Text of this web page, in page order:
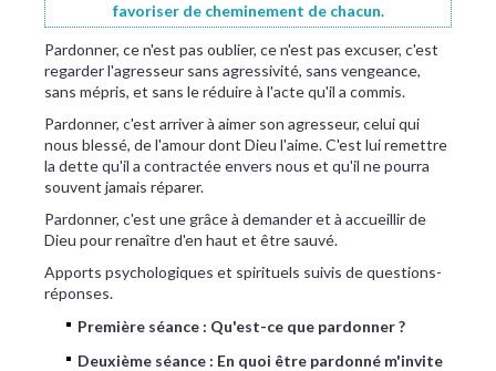
favoriser de cheminement de chacun.
Pardonner, ce n'est pas oublier, ce n'est pas excuser, c'est
regarder l'agresseur sans agressivité, sans vengeance,
sans mépris, et sans le réduire à l'acte qu'il a commis.
Pardonner, c'est arriver à aimer son agresseur, celui qui
nous blessé, de l'amour dont Dieu l'aime. C'est lui remettre
la dette qu'il a contractée envers nous et qu'il ne pourra
souvent jamais réparer.
Pardonner, c'est une grâce à demander et à accueillir de
Dieu pour renaître d'en haut et être sauvé.
Apports psychologiques et spirituels suivis de questions-
réponses.
Première séance : Qu'est-ce que pardonner ?
Deuxième séance : En quoi être pardonné m'invite